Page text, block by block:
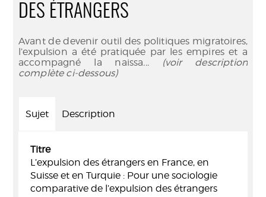
DES ÉTRANGERS
Avant de devenir outil des politiques migratoires,
l’expulsion a été pratiquée par les empires et a
accompagné la naissa... (voir description
complète ci-dessous)
Sujet Description
Titre
L’expulsion des étrangers en France, en
Suisse et en Turquie : Pour une sociologie
comparative de l’expulsion des étrangers